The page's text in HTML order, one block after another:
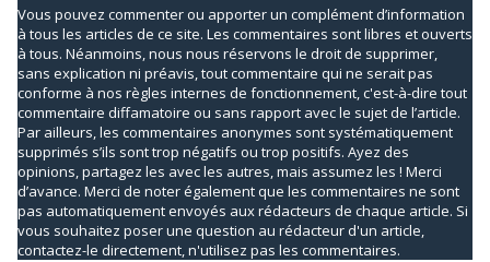
Vous pouvez commenter ou apporter un complément d’information
à tous les articles de ce site. Les commentaires sont libres et ouverts
à tous. Néanmoins, nous nous réservons le droit de supprimer,
sans explication ni préavis, tout commentaire qui ne serait pas
conforme à nos règles internes de fonctionnement, c'est-à-dire tout
commentaire diffamatoire ou sans rapport avec le sujet de l’article.
Par ailleurs, les commentaires anonymes sont systématiquement
supprimés s’ils sont trop négatifs ou trop positifs. Ayez des
opinions, partagez les avec les autres, mais assumez les ! Merci
d’avance. Merci de noter également que les commentaires ne sont
pas automatiquement envoyés aux rédacteurs de chaque article. Si
vous souhaitez poser une question au rédacteur d'un article,
contactez-le directement, n'utilisez pas les commentaires.